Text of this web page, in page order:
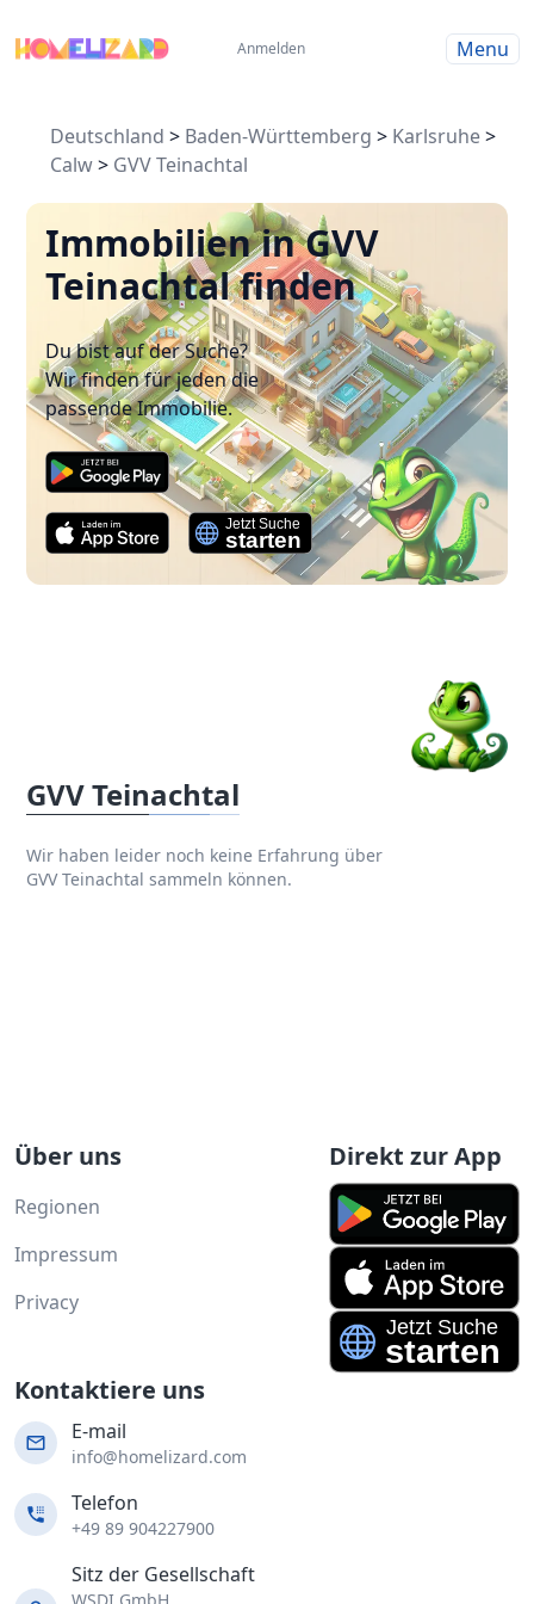
Anmelden Menu
Deutschland > Baden-Württemberg > Karlsruhe>
Calw> GVV Teinachtal
Immobilien in GVV
Teinachtal finden
Du bist auf der Suche?
Wir finden für jeden die
passende Immobilie.
GVV Teinachtal
Wir haben leider noch keine Erfahrung über
GVV Teinachtal sammeln können.
Über uns
Regionen
Impressum
Privacy
Direkt zur App
Kontaktiere uns
E-mail
info@homelizard.com
Telefon
+49 89 904227900
Sitz der Gesellschaft